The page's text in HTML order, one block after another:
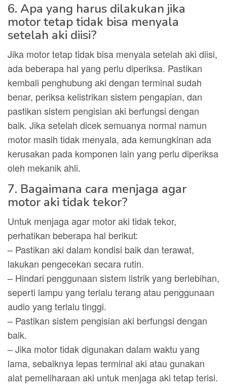
6. Apa yang harus dilakukan jika
motor tetap tidak bisa menyala
setelah aki diisi?
Jika motor tetap tidak bisa menyala setelah aki diisi,
ada beberapa hal yang perlu diperiksa. Pastikan
kembali penghubung aki dengan terminal sudah
benar, periksa kelistrikan sistem pengapian, dan
pastikan sistem pengisian aki berfungsi dengan
baik. Jika setelah dicek semuanya normal namun
motor masih tidak menyala, ada kemungkinan ada
kerusakan pada komponen lain yang perlu diperiksa
oleh mekanik ahli.
7. Bagaimana cara menjaga agar
motor aki tidak tekor?
Untuk menjaga agar motor aki tidak tekor,
perhatikan beberapa hal berikut:
– Pastikan aki dalam kondisi baik dan terawat,
lakukan pengecekan secara rutin.
– Hindari penggunaan sistem listrik yang berlebihan,
seperti lampu yang terlalu terang atau penggunaan
audio yang terlalu tinggi.
– Pastikan sistem pengisian aki berfungsi dengan
baik.
– Jika motor tidak digunakan dalam waktu yang
lama, sebaiknya lepas terminal aki atau gunakan
alat pemeliharaan aki untuk menjaga aki tetap terisi.